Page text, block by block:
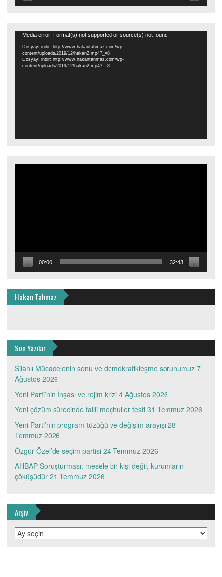
Video
oynatıcı
Media error: Format(s) not supported or source(s) not found
Dosyayı indir: http://www.hakantahmaz.com/wp-
content/uploads/2019/12/hakan2.mp4?_=8
Dosyayı indir: http://www.hakantahmaz.com/wp-
content/uploads/2019/12/hakan2.mp4?_=8
00:00 32:43
Hakan Tahmaz
Son Yazılar
Silahlı Mücadelenin sonu ve demokratikleşme sorunumuz 7
Ağustos 2026
Yeni Parti’nin İnşası ve rejim krizi 4 Ağustos 2026
Yeni çözüm sürecinde failli meçhuller testi 31 Temmuz 2026
Yeni Parti’nin program-tüzüğü ve değişim arayışı 28
Temmuz 2026
Özgür Özel’de seçim partisi 24 Temmuz 2026
AHBAP Soruşturması: mesele bir kişi değil, kurumların
çöküşüdür 21 Temmuz 2026
Arşiv
Arşiv